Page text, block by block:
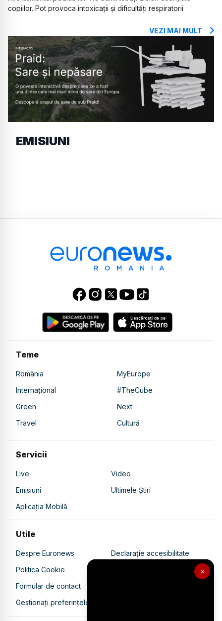
×
copiilor. Pot provoca intoxicații și dificultăți respiratorii
VEZI MAI MULT
EMISIUNI
Teme
România
MyEurope
Internațional
#TheCube
Green
Next
Travel
Cultură
Servicii
Live
Video
Emisiuni
Ultimele Știri
Aplicația Mobilă
Utile
Despre Euronews
Declarație accesibilitate
Politica Cookie
Politica de confidențialitate
Formular de contact
Gestionați preferințele